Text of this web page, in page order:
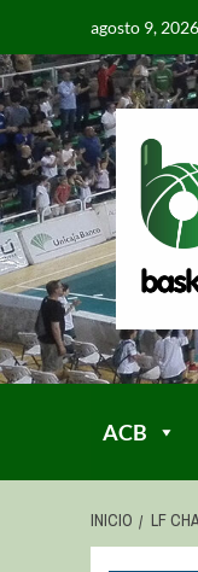
agosto 9, 2026
ACB
INICIO LF